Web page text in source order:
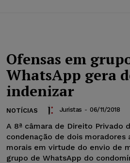
Ofensas em
WhatsApp gera
indenizar
NOTÍCIAS Juristas - 06/11/2018
A 8ª câmara de Direito Privado
condenação de dois moradores
morais em virtude do envio de
grupo de WhatsApp do